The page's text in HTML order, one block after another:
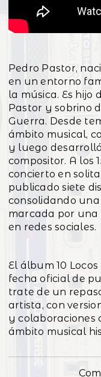
Pedro Pastor,
en un entorno
la música. Es hijo
Pastor y sobrino
Guerra. Desde
ámbito musical,
y luego
compositor. A los
concierto en
publicado siete
consolidando
marcada por una
en redes sociales.
El álbum 10
fecha oficial de
trate de un
artista, con
y colaboraciones
ámbito musical